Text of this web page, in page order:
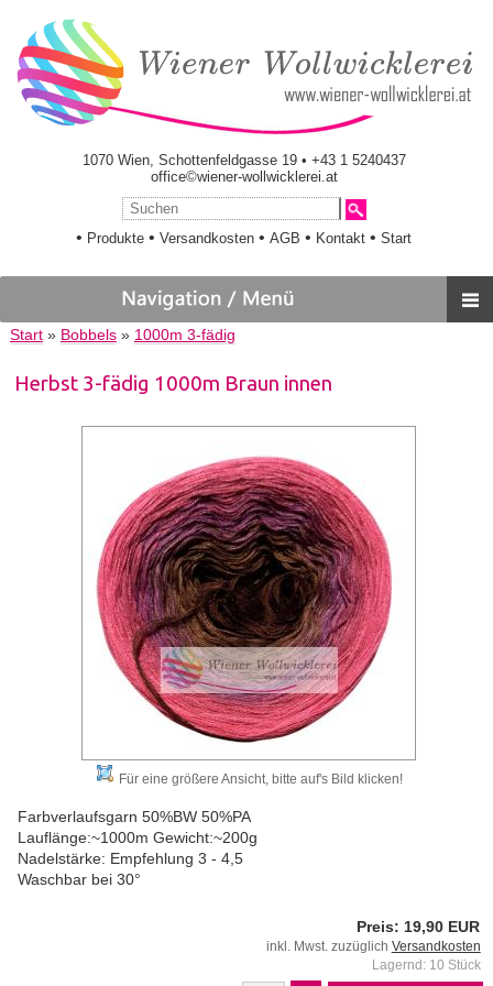
1070 Wien, Schottenfeldgasse 19 • +43 1 5240437
office©wiener-wollwicklerei.at
• Produkte •Versandkosten •AGB • Kontakt •Start
Start» Bobbels» 1000m 3-fädig
Herbst 3-fädig 1000m Braun innen
Für eine größere Ansicht, bitte auf's Bild klicken!
Farbverlaufsgarn 50%BW 50%PA
Lauflänge:~1000m Gewicht:~200g
Nadelstärke: Empfehlung 3 - 4,5
Waschbar bei 30°
Preis: 19,90 EUR
inkl. Mwst. zuzüglich Versandkosten
Lagernd: 10 Stück